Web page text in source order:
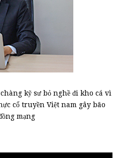
kỹ sư bỏ nghề đi kho cá vì
cổ truyền Việt nam gây bão
mạng